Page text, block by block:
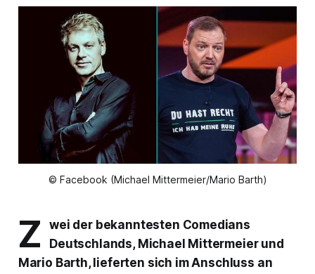
© Facebook (Michael Mittermeier/Mario Barth)
Z
wei der bekanntesten Comedians
Deutschlands, Michael Mittermeier und
Mario Barth, lieferten sich im Anschluss an